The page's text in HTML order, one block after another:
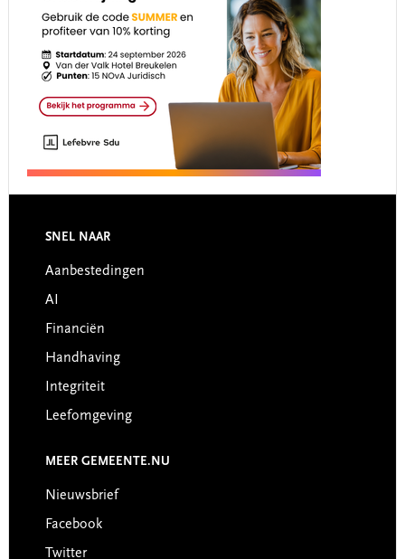
Footer
SNEL NAAR
Aanbestedingen
AI
Financiën
Handhaving
Integriteit
Leefomgeving
MEER GEMEENTE.NU
Nieuwsbrief
Facebook
Twitter